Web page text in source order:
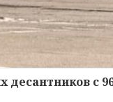
десантников с